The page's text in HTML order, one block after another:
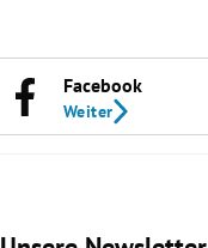
Facebook
Weiter